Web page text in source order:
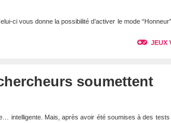
ci vous donne la possibilité d’activer le mode
JEUX
soumettent
intelligente. Mais, après avoir été soumises à des tests